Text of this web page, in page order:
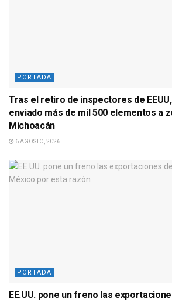
PORTADA
Tras el retiro de inspectores de
enviado más de mil 500 elementos a
Michoacán
6 AGOSTO, 2026
PORTADA
EE.UU. pone un freno las